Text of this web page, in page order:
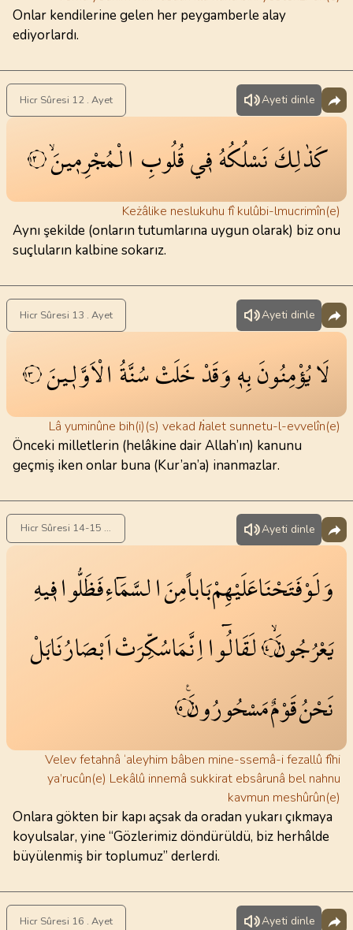
Onlar kendilerine gelen her peygamberle alay
ediyorlardı.
Hicr Sûresi 12 . Ayet Ayeti dinle
كَذٰلِكَنَسْلُكُهُف۪يقُلُوبِ الْمُجْرِم۪ينَۙ ١٢
Keżâlike neslukuhu fî kulûbi-lmucrimîn(e)
Aynı şekilde (onların tutumlarına uygun olarak) biz onu
suçluların kalbine sokarız.
Hicr Sûresi 13 . Ayet Ayeti dinle
لَايُؤْمِنُونَبِه۪وَقَدْخَلَتْسُنَّةُالْاَوَّل۪ينَ ١٣
Lâ yuminûne bih(i)(s) vekad ḣalet sunnetu-l-evvelîn(e)
Önceki milletlerin (helâkine dair Allah’ın) kanunu
geçmiş iken onlar buna (Kur’an’a) inanmazlar.
Hicr Sûresi 14-15 . Ayet Ayeti dinle
وَلَوْفَتَحْنَاعَلَيْهِمْبَاباًمِنَالسَّمَٓاءِفَظَلُّواف۪يهِ
يَعْرُجُونَۙ١٤لَقَالُٓوااِنَّمَاسُكِّرَتْاَبْصَارُنَابَلْ
نَحْنُقَوْمٌمَسْحُورُونَ۟١٥
Velev fetahnâ ‘aleyhim bâben mine-ssemâ-i fezallû fîhi
ya’rucûn(e) Lekâlû innemâ sukkirat ebsârunâ bel nahnu
kavmun meshûrûn(e)
Onlara gökten bir kapı açsak da oradan yukarı çıkmaya
koyulsalar, yine “Gözlerimiz döndürüldü, biz herhâlde
büyülenmiş bir toplumuz” derlerdi.
Hicr Sûresi 16 . Ayet Ayeti dinle